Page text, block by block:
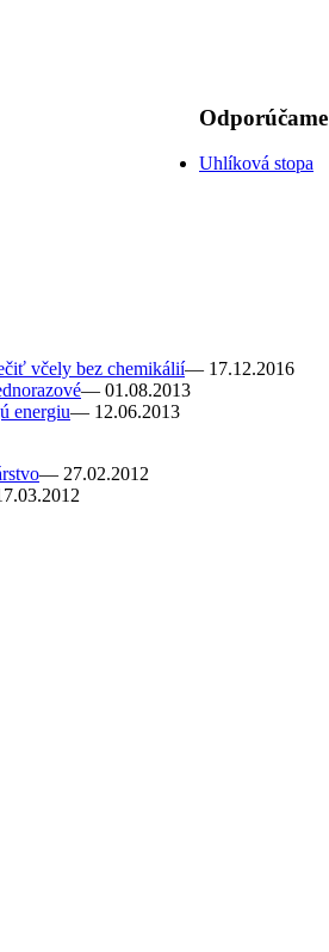
Odporúčame
Uhlíková stopa
včely bez chemikálií— 17.12.2016
— 01.08.2013
energiu— 12.06.2013
— 27.02.2012